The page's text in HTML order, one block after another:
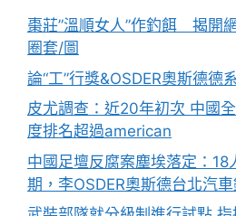
棗莊”溫順女人”作釣餌 揭開
圈套/圖
論“工”行獎&OSDER奧斯德德
皮尤調查：近20年初次 中國
度排名超過american
中國足壇反腐案塵埃落定：18
期，李OSDER奧斯德台北汽